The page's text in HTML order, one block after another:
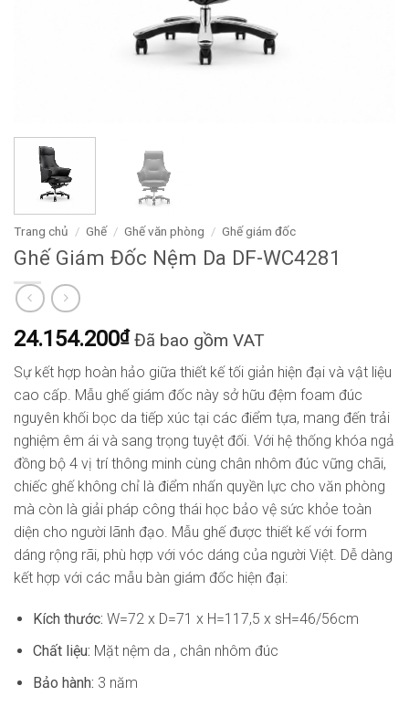
Trang chủ / Ghế / Ghế văn phòng / Ghế giám đốc
Ghế Giám Đốc Nệm Da DF-WC4281
24.154.200₫ Đã bao gồm VAT
Sự kết hợp hoàn hảo giữa thiết kế tối giản hiện đại và vật liệu
cao cấp. Mẫu ghế giám đốc này sở hữu đệm foam đúc
nguyên khối bọc da tiếp xúc tại các điểm tựa, mang đến trải
nghiệm êm ái và sang trọng tuyệt đối. Với hệ thống khóa ngả
đồng bộ 4 vị trí thông minh cùng chân nhôm đúc vững chãi,
chiếc ghế không chỉ là điểm nhấn quyền lực cho văn phòng
mà còn là giải pháp công thái học bảo vệ sức khỏe toàn
diện cho người lãnh đạo. Mẫu ghế được thiết kế với form
dáng rộng rãi, phù hợp với vóc dáng của người Việt. Dễ dàng
kết hợp với các mẫu bàn giám đốc hiện đại:
Kích thước: W=72 x D=71 x H=117,5 x sH=46/56cm
Chất liệu: Mặt nệm da , chân nhôm đúc
Bảo hành: 3 năm